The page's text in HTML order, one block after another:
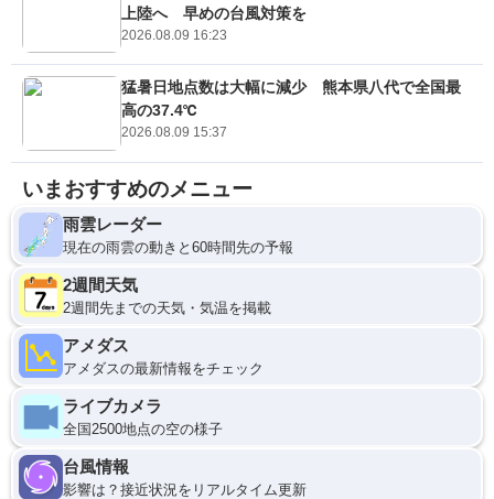
上陸へ 早めの台風対策を
2026.08.09 16:23
猛暑日地点数は大幅に減少 熊本県八代で全国最
高の37.4℃
2026.08.09 15:37
いまおすすめのメニュー
雨雲レーダー
現在の雨雲の動きと60時間先の予報
2週間天気
2週間先までの天気・気温を掲載
アメダス
アメダスの最新情報をチェック
ライブカメラ
全国2500地点の空の様子
台風情報
影響は？接近状況をリアルタイム更新